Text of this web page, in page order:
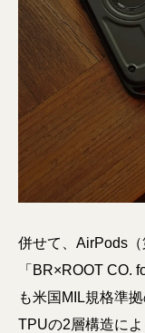
併せて、AirPods
「BR×ROOT CO.
も米国MIL規格準
TPUの2層構造に